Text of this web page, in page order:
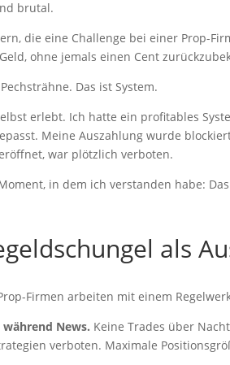
brutal.
die eine Challenge bei einer Prop-
ohne jemals einen Cent
Das ist System.
erlebt. Ich hatte ein profitables
Meine Auszahlung wurde
war plötzlich verboten.
in dem ich verstanden habe:
als
Firmen arbeiten mit einem
während News. Keine Trades über
verboten. Maximale